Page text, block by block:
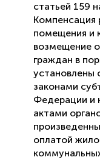
статьей 159
Компенсация
помещения и
возмещение
граждан в
установлены
законами
Федерации и
актами
оплатой